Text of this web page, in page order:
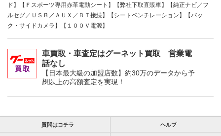
ド】【Ｆスポーツ専用赤革電動シート】【弊社下取直販車】【純正ナビ／フ
ルセグ／ＵＳＢ／ＡＵＸ／ＢＴ接続】【シートベンチレーション】【バッ
ク・サイドカメラ】【１００Ｖ電源】
車買取・車査定はグーネット買取 営業電
話なし
【日本最大級の加盟店数】約30万のデータから予
想以上の高額査定を実現！
質問はコチラ ヘルプ